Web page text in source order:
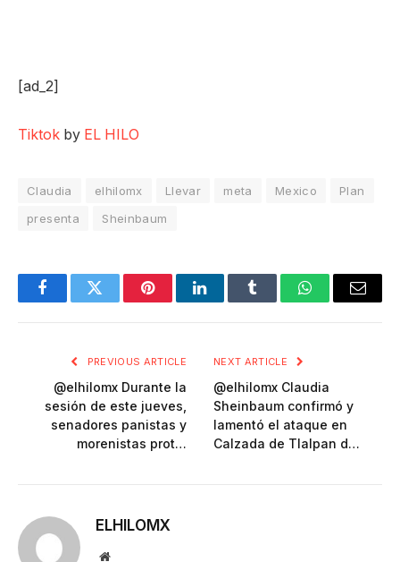
[ad_2]
Tiktok by EL HILO
Claudia elhilomx Llevar meta Mexico
Plan
presenta
Sheinbaum
FacebookTwitter PinterestLinkedInTumblr WhatsAppEmail
PREVIOUS ARTICLE
@elhilomx Durante la
sesión de este jueves,
senadores panistas y
morenistas prot…
NEXT ARTICLE
@elhilomx Claudia
Sheinbaum confirmó y
lamentó el ataque en
Calzada de Tlalpan d…
ELHILOMX
Website